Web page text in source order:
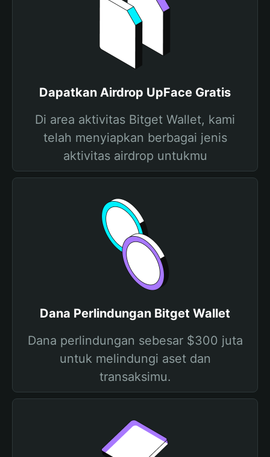
Dapatkan Airdrop UpFace Gratis
Di area aktivitas Bitget Wallet, kami
telah menyiapkan berbagai jenis
aktivitas airdrop untukmu
Dana Perlindungan Bitget Wallet
Dana perlindungan sebesar $300 juta
untuk melindungi aset dan
transaksimu.